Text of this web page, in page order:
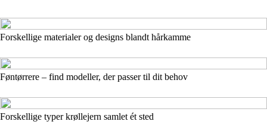
Forskellige materialer og designs blandt hårkamme
Føntørrere – find modeller, der passer til dit behov
Forskellige typer krøllejern samlet ét sted